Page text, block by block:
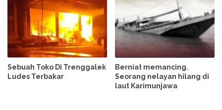
Sebuah Toko Di Trenggalek
Ludes Terbakar
Berniat memancing.
Seorang nelayan hilang di
laut Karimunjawa